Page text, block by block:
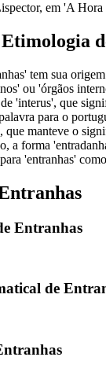
em 'A Hora
tem sua
ou 'órgãos
'interus', que
para o
que manteve o
a forma
'entranhas'
Entranhas
de